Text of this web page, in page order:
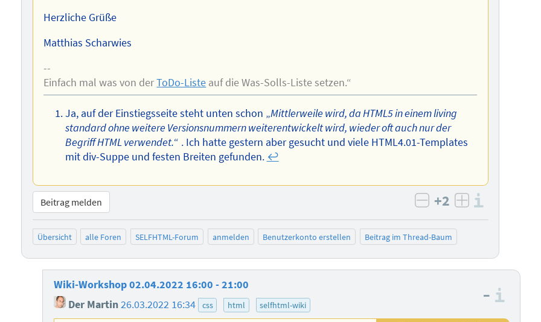
Herzliche Grüße
Matthias Scharwies
--
Einfach mal was von derToDo-Liste auf die Was-Solls-Liste setzen.“
Ja, auf der Einstiegsseite steht unten schon „Mittlerweile wird, da HTML5 in einem living
standard ohne weitere Versionsnummern weiterentwickelt wird, wieder oft auch nur der
Begriff HTML verwendet.“ . Ich hatte gestern aber gesucht und viele HTML4.01-Templates
mit div-Suppe und festen Breiten gefunden. ↩︎
Beitrag melden negativ bewerten
+2 positiv
Übersicht alle Foren SELFHTML-Forum anmelden Benutzerkonto erstellen Beitrag im Thread-Baum
Wiki-Workshop 02.04.2022 16:00 - 21:00
Der Martin26.03.2022 16:34 css html selfhtml-wiki
–